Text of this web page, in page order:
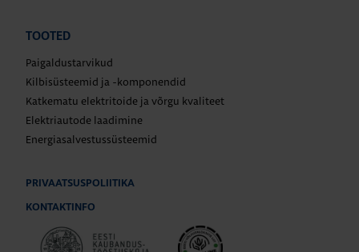
TOOTED
Paigaldustarvikud
Kilbisüsteemid ja -komponendid
Katkematu elektritoide ja võrgu kvaliteet
Elektriautode laadimine
Energiasalvestussüsteemid
PRIVAATSUSPOLIITIKA
KONTAKTINFO